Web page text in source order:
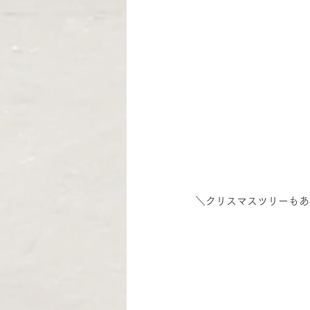
＼クリスマスツリーも